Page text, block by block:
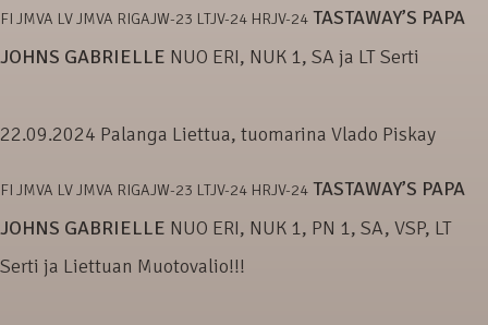
FI JMVA LV JMVA RIGAJW-23 LTJV-24 HRJV-24 TASTAWAY’S PAPA
JOHNS GABRIELLE NUO ERI, NUK 1, SA ja LT Serti
22.09.2024 Palanga Liettua, tuomarina Vlado Piskay
FI JMVA LV JMVA RIGAJW-23 LTJV-24 HRJV-24 TASTAWAY’S PAPA
JOHNS GABRIELLE NUO ERI, NUK 1, PN 1, SA, VSP, LT
Serti ja Liettuan Muotovalio!!!